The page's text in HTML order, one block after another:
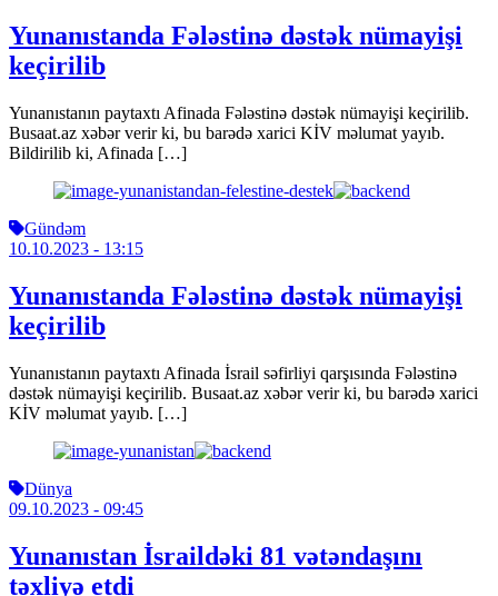
Yunanıstanda Fələstinə dəstək nümayişi
keçirilib
Yunanıstanın paytaxtı Afinada Fələstinə dəstək nümayişi keçirilib.
Busaat.az xəbər verir ki, bu barədə xarici KİV məlumat yayıb.
Bildirilib ki, Afinada […]
Gündəm
10.10.2023 - 13:15
Yunanıstanda Fələstinə dəstək nümayişi
keçirilib
Yunanıstanın paytaxtı Afinada İsrail səfirliyi qarşısında Fələstinə
dəstək nümayişi keçirilib. Busaat.az xəbər verir ki, bu barədə xarici
KİV məlumat yayıb. […]
Dünya
09.10.2023 - 09:45
Yunanıstan İsraildəki 81 vətəndaşını
təxliyə etdi